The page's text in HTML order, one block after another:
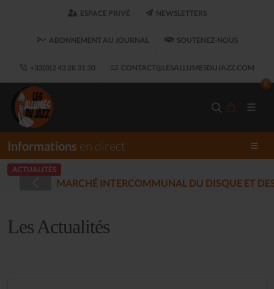
ESPACE PRIVÉ NEWSLETTERS
ABONNEMENT AU JOURNAL SOUTENEZ-NOUS
+33(0)2 43 28 31 30 CONTACT@LESALLUMESDUJAZZ.COM
0
Informations en direct
ACTUALITÉS
(2025-12-17) LES
Les Actualités